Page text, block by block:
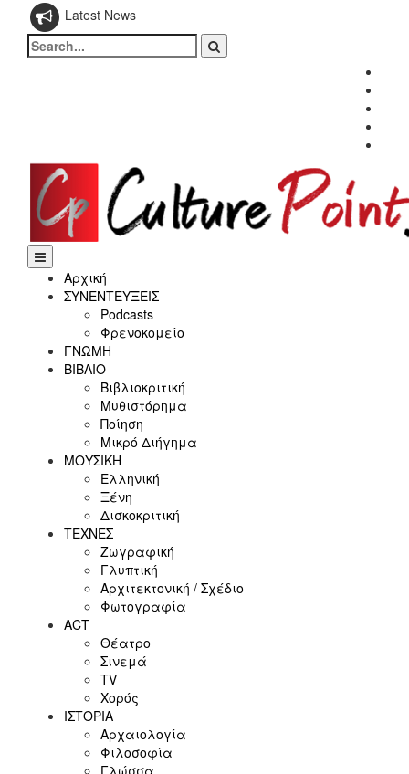
Latest News
Search
for:
Αρχική
ΣΥΝΕΝΤΕΥΞΕΙΣ
Podcasts
Φρενοκομείο
ΓΝΩΜΗ
ΒΙΒΛΙΟ
Βιβλιοκριτική
Μυθιστόρημα
Ποίηση
Μικρό Διήγημα
ΜΟΥΣΙΚΗ
Ελληνική
Ξένη
Δισκοκριτική
ΤΕΧΝΕΣ
Ζωγραφική
Γλυπτική
Αρχιτεκτονική / Σχέδιο
Φωτογραφία
ACT
Θέατρο
Σινεμά
ΤV
Χορός
ΙΣΤΟΡΙΑ
Αρχαιολογία
Φιλοσοφία